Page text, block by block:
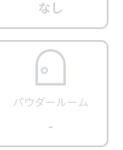
なし
パウダールーム
-